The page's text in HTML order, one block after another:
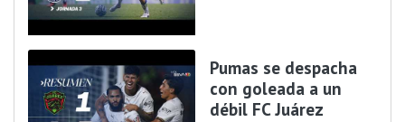
Pumas se despacha
con goleada a un
débil FC Juárez